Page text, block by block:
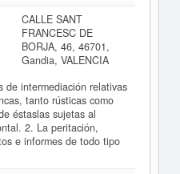
CALLE SANT
FRANCESC DE
BORJA, 46, 46701,
Gandia, VALENCIA
de intermediación relativas
tanto rústicas como
éstaslas sujetas al
2. La peritación,
e informes de todo tipo